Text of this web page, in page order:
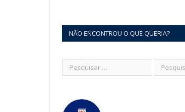
NÃO ENCONTROU O QUE QUERIA?